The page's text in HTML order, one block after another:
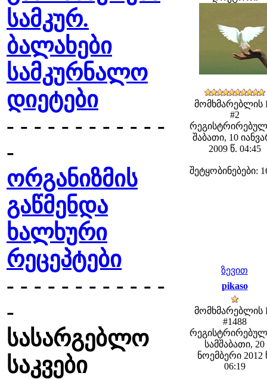
სამკურ.
ბალახები
სამკურნალო
დიეტები
- - - - - - - - - - - -
-
ორგანიზმის
გაწმენდა
ხალხური
რეცეპტები
- - - - - - - - - - - -
-
სასარგებლო
საკვები
მომხმარებლის
#2
შაბათი, 10
2009 წ. 04:45
შეტყობინებები:
ზევით
pikaso
მომხმარებლის
#1488
სამშაბათი, 20
ნოემბერი 2012
06:19